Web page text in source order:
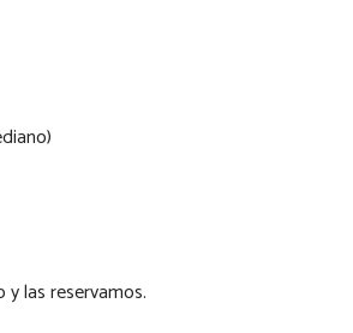
las reservamos.